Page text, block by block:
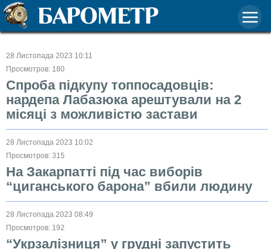
28 Листопада 2023 10:11
Просмотров: 180
Спроба підкупу топпосадовців:
нардепа Лабазюка арештували на 2
місяці з можливістю застави
28 Листопада 2023 10:02
Просмотров: 315
На Закарпатті під час виборів
“циганського барона” вбили людину
28 Листопада 2023 08:49
Просмотров: 192
“Укрзалізниця” у грудні запустить